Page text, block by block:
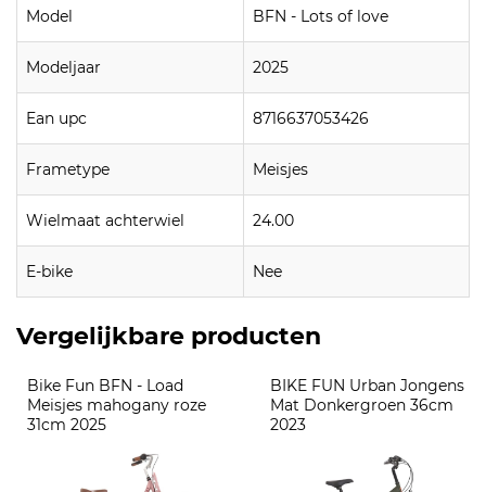
Model BFN - Lots of love
Modeljaar 2025
Ean upc 8716637053426
Frametype Meisjes
Wielmaat achterwiel 24.00
E-bike Nee
Vergelijkbare producten
Bike Fun BFN - Load
Meisjes mahogany roze
31cm 2025
BIKE FUN Urban Jongens
Mat Donkergroen 36cm
2023